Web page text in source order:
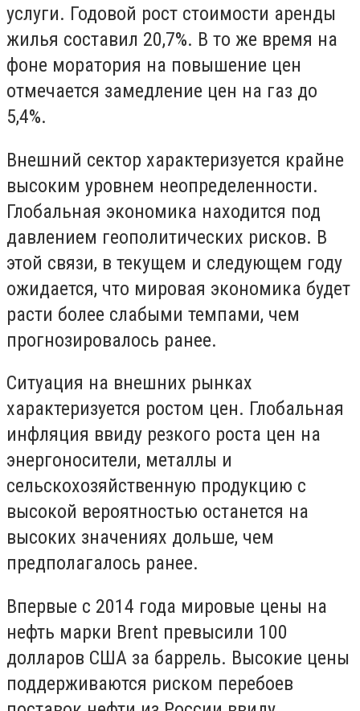
услуги. Годовой рост стоимости аренды
жилья составил 20,7%. В то же время на
фоне моратория на повышение цен
отмечается замедление цен на газ до
5,4%.
Внешний сектор характеризуется крайне
высоким уровнем неопределенности.
Глобальная экономика находится под
давлением геополитических рисков. В
этой связи, в текущем и следующем году
ожидается, что мировая экономика будет
расти более слабыми темпами, чем
прогнозировалось ранее.
Ситуация на внешних рынках
характеризуется ростом цен. Глобальная
инфляция ввиду резкого роста цен на
энергоносители, металлы и
сельскохозяйственную продукцию с
высокой вероятностью останется на
высоких значениях дольше, чем
предполагалось ранее.
Впервые с 2014 года мировые цены на
нефть марки Brent превысили 100
долларов США за баррель. Высокие цены
поддерживаются риском перебоев